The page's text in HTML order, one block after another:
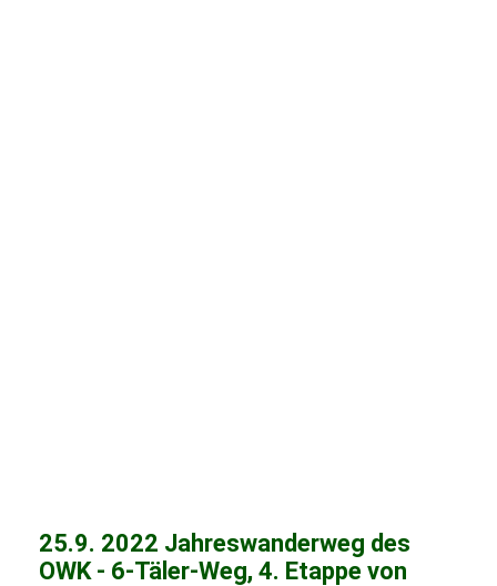
25.9. 2022 Jahreswanderweg des
OWK - 6-Täler-Weg, 4. Etappe von